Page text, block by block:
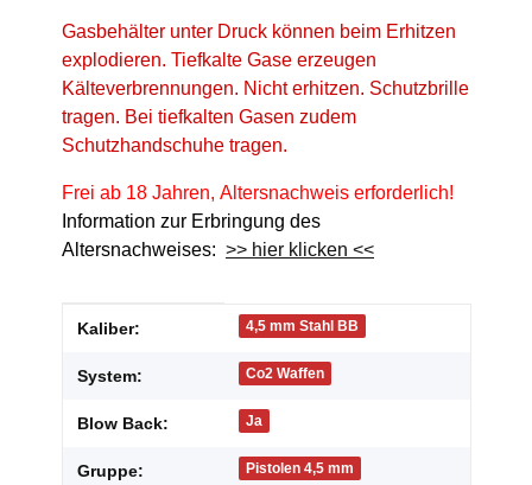
Gasbehälter unter Druck können beim Erhitzen
explodieren. Tiefkalte Gase erzeugen
Kälteverbrennungen. Nicht erhitzen. Schutzbrille
tragen. Bei tiefkalten Gasen zudem
Schutzhandschuhe tragen.
Frei ab 18 Jahren, Altersnachweis erforderlich!
Information zur Erbringung des
Altersnachweises: >> hier klicken <<
Produkteigenschaft
Wert
Kaliber: 4,5 mm Stahl BB
System: Co2 Waffen
Blow Back: Ja
Gruppe: Pistolen 4,5 mm